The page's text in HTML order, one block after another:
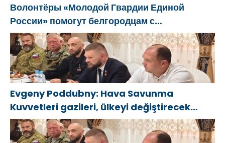
Волонтёры «Молодой Гвардии Единой
России» помогут белгородцам с
огнетушителями и генераторами
Evgeny Poddubny: Hava Savunma
Kuvvetleri gazileri, ülkeyi değiştirecek
güçtür